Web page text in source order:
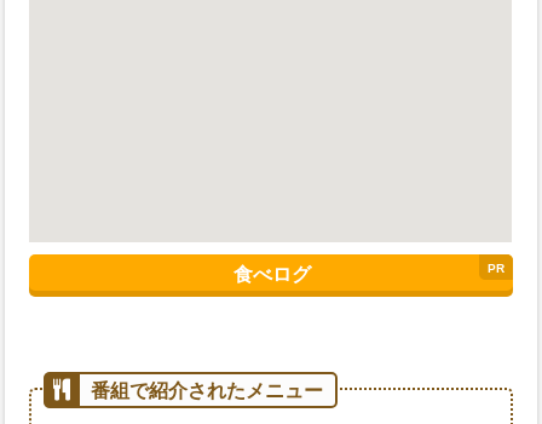
食べログ